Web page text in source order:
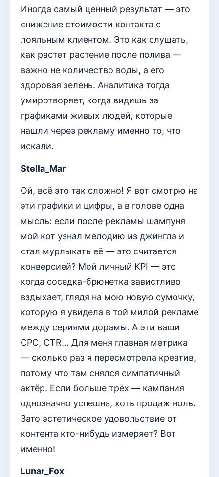
Иногда самый ценный результат — это
снижение стоимости контакта с
лояльным клиентом. Это как слушать,
как растет растение после полива —
важно не количество воды, а его
здоровая зелень. Аналитика тогда
умиротворяет, когда видишь за
графиками живых людей, которые
нашли через рекламу именно то, что
искали.
Stella_Mar
Ой, всё это так сложно! Я вот смотрю на
эти графики и цифры, а в голове одна
мысль: если после рекламы шампуня
мой кот узнал мелодию из джингла и
стал мурлыкать её — это считается
конверсией? Мой личный KPI — это
когда соседка-брюнетка завистливо
вздыхает, глядя на мою новую сумочку,
которую я увидела в той милой рекламе
между сериями дорамы. А эти ваши
CPC, CTR… Для меня главная метрика
— сколько раз я пересмотрела креатив,
потому что там снялся симпатичный
актёр. Если больше трёх — кампания
однозначно успешна, хоть продаж ноль.
Зато эстетическое удовольствие от
контента кто-нибудь измеряет? Вот
именно!
Lunar_Fox